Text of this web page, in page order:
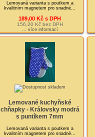
Lemovaná varianta s poutkem a
kvalitním magnetem pro snadné...
189,00 Kč s DPH
156,20 Kč bez DPH
... více informací
Lemované kuchyňské
chňapky - Královsky modrá
s puntíkem 7mm
Lemovaná varianta s poutkem a
kvalitním magnetem pro snadné...